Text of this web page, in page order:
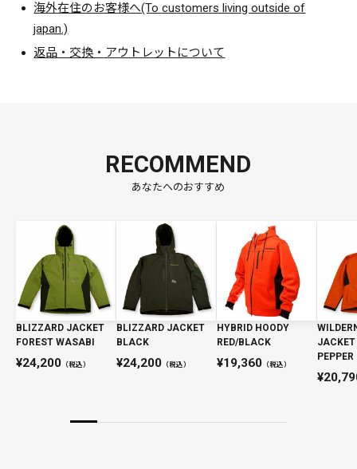
海外在住のお客様へ(To customers living outside of
japan.)
返品・交換・アウトレットについて
RECOMMEND
あなたへのおすすめ
BLIZZARD JACKET
FOREST WASABI
24,200 （税込）
BLIZZARD JACKET
BLACK
24,200（税込）
HYBRID HOODY
RED/BLACK
19,360（税込）
PEPPER